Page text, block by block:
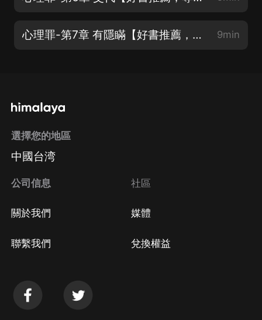
心理罪-第7章 有隱瞞【好書推薦，專輯簡介可跳轉】 9min
選擇您的地區
中國台湾
公司信息
關於我們
聯繫我們
社區
媒體
兌換權益